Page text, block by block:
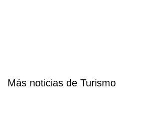
Más noticias de Turismo